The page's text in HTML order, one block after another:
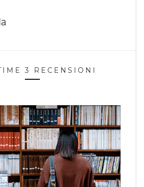
3 RECENSIONI